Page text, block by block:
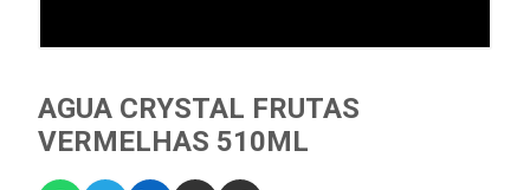
AGUA CRYSTAL FRUTAS
VERMELHAS 510ML